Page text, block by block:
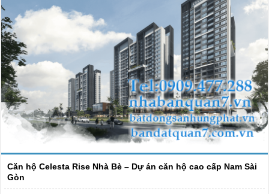
Căn hộ Celesta Rise Nhà Bè – Dự án căn hộ cao cấp Nam Sài
Gòn